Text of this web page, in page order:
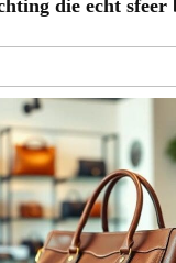
die echt sfeer